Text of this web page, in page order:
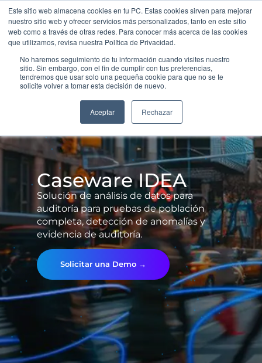
Este sitio web almacena cookies en tu PC. Estas cookies sirven para mejorar
nuestro sitio web y ofrecer servicios más personalizados, tanto en este sitio
web como a través de otras redes. Para conocer más acerca de las cookies
que utilizamos, revisa nuestra Política de Privacidad.
No haremos seguimiento de tu información cuando visites nuestro
sitio. Sin embargo, con el fin de cumplir con tus preferencias,
tendremos que usar solo una pequeña cookie para que no se te
solicite volver a tomar esta decisión de nuevo.
Aceptar Rechazar
Chile | Ecuador | Perú ¿Auditando por
muestras? Audite la
población completa
Caseware IDEA
Solución de análisis de datos para
auditoría para pruebas de población
completa, detección de anomalías y
evidencia de auditoría.
Solicitar una Demo →